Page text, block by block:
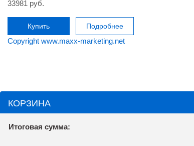
33981 руб.
Купить Подробнее
Copyright www.maxx-marketing.net
КОРЗИНА
Итоговая сумма: